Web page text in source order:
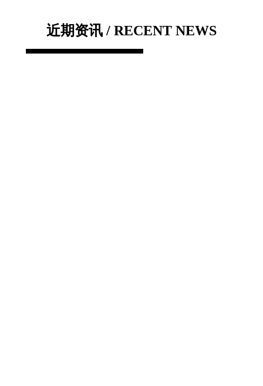
近期资讯 / RECENT NEWS